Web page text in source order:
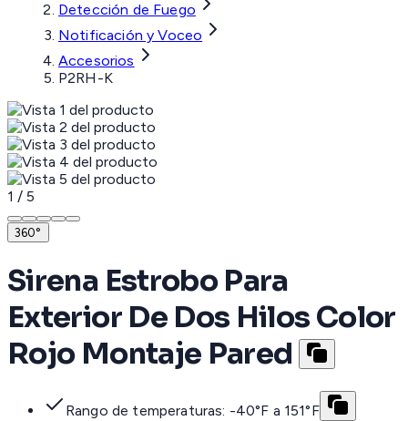
Detección de Fuego
Notificación y Voceo
Accesorios
P2RH-K
1 / 5
360°
Sirena Estrobo Para
Exterior De Dos Hilos Color
Rojo Montaje Pared
Rango de temperaturas: -40°F a 151°F